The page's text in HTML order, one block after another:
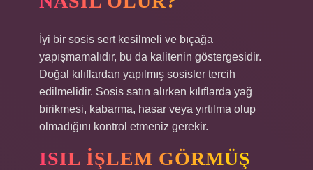
İyi bir sosis sert kesilmeli ve bıçağa
yapışmamalıdır, bu da kalitenin göstergesidir.
Doğal kılıflardan yapılmış sosisler tercih
edilmelidir. Sosis satın alırken kılıflarda yağ
birikmesi, kabarma, hasar veya yırtılma olup
olmadığını kontrol etmeniz gerekir.
ISIL IŞLEM GÖRMÜŞ